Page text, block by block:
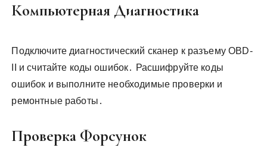
Компьютерная Диагностика
Подключите диагностический сканер к разъему OBD-
II и считайте коды ошибок․ Расшифруйте коды
ошибок и выполните необходимые проверки и
ремонтные работы․
Проверка Форсунок